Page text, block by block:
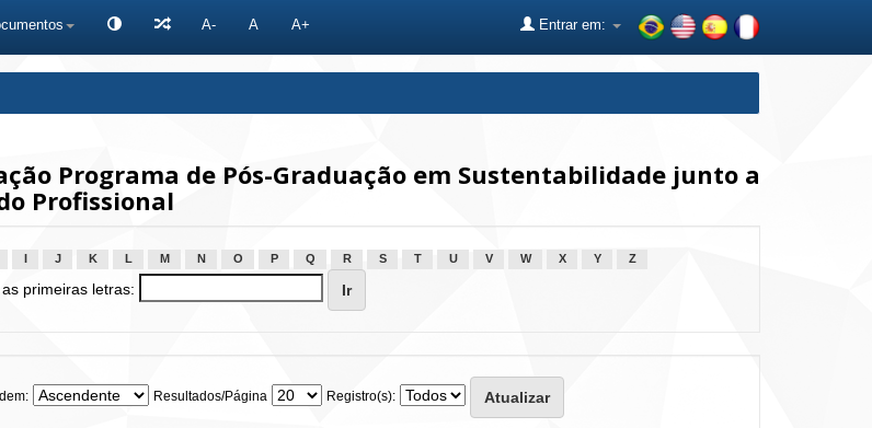
A- A A+ Entrar em:
Programa de Pós-Graduação em Sustentabilidade junto a
Profissional
J K L M N O P Q R S T U V W X Y Z
primeiras letras:
Resultados/Página Registro(s):